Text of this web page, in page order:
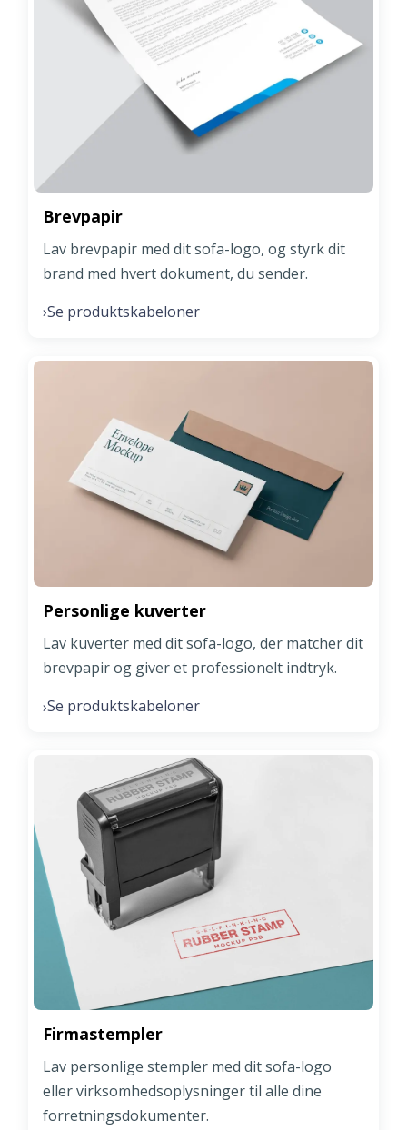
Brevpapir
Lav brevpapir med dit sofa-logo, og styrk dit
brand med hvert dokument, du sender.
›Se produktskabeloner
Personlige kuverter
Lav kuverter med dit sofa-logo, der matcher dit
brevpapir og giver et professionelt indtryk.
›Se produktskabeloner
Firmastempler
Lav personlige stempler med dit sofa-logo
eller virksomhedsoplysninger til alle dine
forretningsdokumenter.